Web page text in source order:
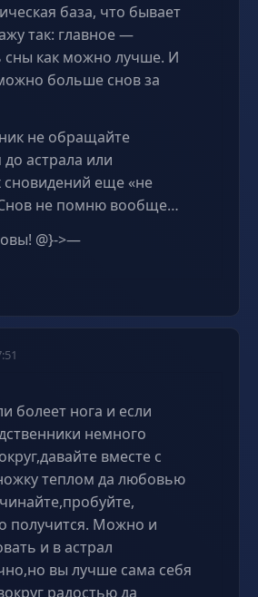
база, что бывает
так: главное —
сны как можно лучше. И
больше снов за
не обращайте
астрала или
сновидений еще «не
не помню вообще…
@}->—
болеет нога и если
немного
вместе с
теплом да любовью
получится. Можно и
и в астрал
вы лучше сама себя
радостью да